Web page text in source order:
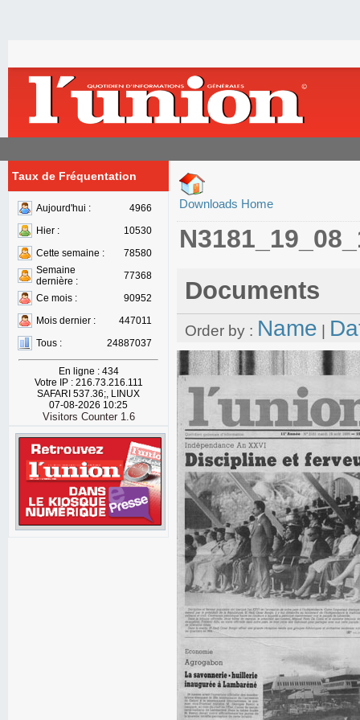
Taux de Fréquentation
Aujourd'hui :
4966
Hier :
10530
Cette semaine :
78580
Semaine
dernière :
77368
Ce mois :
90952
Mois dernier :
447011
Tous :
24887037
En ligne : 434
Votre IP : 216.73.216.111
SAFARI 537.36;, LINUX
07-08-2026 10:25
Visitors Counter 1.6
Downloads Home
Documents
Order by : Name